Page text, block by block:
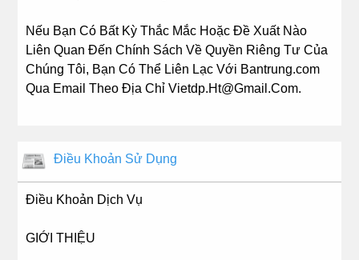
Nếu Bạn Có Bất Kỳ Thắc Mắc Hoặc Đề Xuất Nào
Liên Quan Đến Chính Sách Về Quyền Riêng Tư Của
Chúng Tôi, Bạn Có Thể Liên Lạc Với Bantrung.com
Qua Email Theo Địa Chỉ Vietdp.Ht@Gmail.Com.
Điều Khoản Sử Dụng
Điều Khoản Dịch Vụ
GIỚI THIỆU